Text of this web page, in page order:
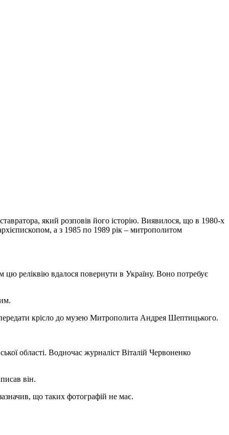
який розповів його історію. Виявилося, що в 1980-х
а з 1985 по 1989 рік – митрополитом
цю реліквію вдалося повернути в Україну. Воно потребує
крісло до музею Митрополита Андрея Шептицького.
області. Водночас журналіст Віталій Червоненко
він.
що таких фотографій не має.